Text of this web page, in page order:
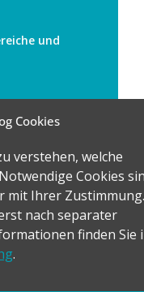
Cookies
verstehen, welche
Cookies
mit Ihrer Zustimmung.
nach separater
finden Sie
.
und
Präanalytik
für medizinisches
unabhängigen Information
vitro-Diagnostik. Eine
Alle Inhalte werden
Gewähr für Vollständigkeit
Videos von Transparency
direkten Zugang zu ihren